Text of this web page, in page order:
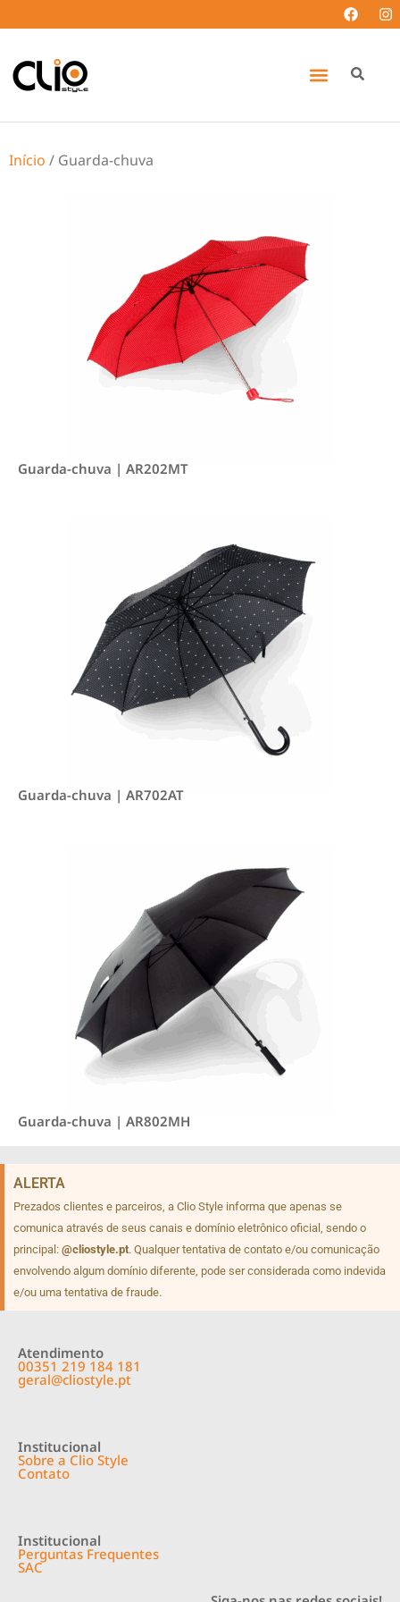
Início / Guarda-chuva
Guarda-chuva | AR202MT
Guarda-chuva | AR702AT
Guarda-chuva | AR802MH
ALERTA
Prezados clientes e parceiros, a Clio Style informa que apenas se
comunica através de seus canais e domínio eletrônico oficial, sendo o
principal: @cliostyle.pt. Qualquer tentativa de contato e/ou comunicação
envolvendo algum domínio diferente, pode ser considerada como indevida
e/ou uma tentativa de fraude.
Atendimento
00351 219 184 181
geral@cliostyle.pt
Institucional
Sobre a Clio Style
Contato
Institucional
Perguntas Frequentes
SAC